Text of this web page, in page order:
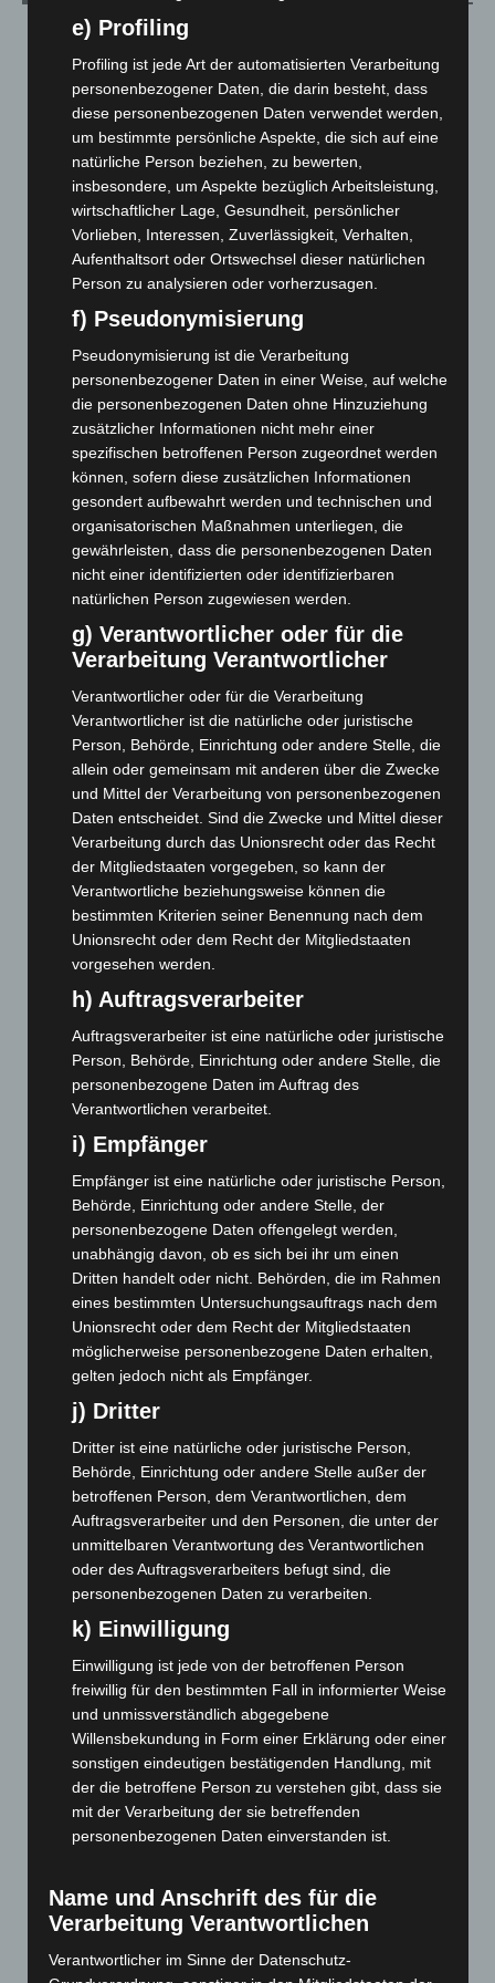
August 2026(10)
Juli 2026(73)
Juni 2026
Mai 2026(99)
April 2026(99)
März 2026 (115)
Februar 2026(109)
Januar 2026(122)
November 2025
(114)
Oktober 2025(112)
September 2025(93)
August 2025(90)
Juli 2025
Juni 2025(103)
Mai 2025(112)
April 2025 (88)
März 2025(111)
Februar 2025(96)
Januar 2025 (88)
Dezember 2024(89)
November 2024(94)
Oktober 2024(93)
September 2024(112)
August 2024 (107)
Juli 2024 (89)
Juni 2024(107)
Mai 2024(149)
April 2024(102)
März 2024(103)
Februar 2024(103)
Januar 2024(111)
Dezember 2023(130)
November 2023(130)
September 2023(133)
August 2023(134)
Juli 2023(118)
Juni 2023(142)
Mai 2023(139)
April 2023(155)
März 2023
(174)
Februar 2023
Januar 2023
(140)
Dezember 2022 (130)
November 2022(167)
Oktober 2022 (166)
September 2022(205)
August 2022(166)
Juli 2022(133)
Juni 2022(167)
Mai 2022
(177)
April 2022(198)
März 2022(221)
Februar 2022(189)
Dezember 2021(204)
November 2021(215)
Oktober 2021(171)
e) Profiling
Profiling ist jede Art der automatisierten Verarbeitung
personenbezogener Daten, die darin besteht, dass
diese personenbezogenen Daten verwendet werden,
um bestimmte persönliche Aspekte, die sich auf eine
natürliche Person beziehen, zu bewerten,
insbesondere, um Aspekte bezüglich Arbeitsleistung,
wirtschaftlicher Lage, Gesundheit, persönlicher
Vorlieben, Interessen, Zuverlässigkeit, Verhalten,
Aufenthaltsort oder Ortswechsel dieser natürlichen
Person zu analysieren oder vorherzusagen.
f) Pseudonymisierung
Pseudonymisierung ist die Verarbeitung
personenbezogener Daten in einer Weise, auf welche
die personenbezogenen Daten ohne Hinzuziehung
zusätzlicher Informationen nicht mehr einer
spezifischen betroffenen Person zugeordnet werden
können, sofern diese zusätzlichen Informationen
gesondert aufbewahrt werden und technischen und
organisatorischen Maßnahmen unterliegen, die
gewährleisten, dass die personenbezogenen Daten
nicht einer identifizierten oder identifizierbaren
natürlichen Person zugewiesen werden.
g) Verantwortlicher oder für die
Verarbeitung Verantwortlicher
Verantwortlicher oder für die Verarbeitung
Verantwortlicher ist die natürliche oder juristische
Person, Behörde, Einrichtung oder andere Stelle, die
allein oder gemeinsam mit anderen über die Zwecke
und Mittel der Verarbeitung von personenbezogenen
Daten entscheidet. Sind die Zwecke und Mittel dieser
Verarbeitung durch das Unionsrecht oder das Recht
der Mitgliedstaaten vorgegeben, so kann der
Verantwortliche beziehungsweise können die
bestimmten Kriterien seiner Benennung nach dem
Unionsrecht oder dem Recht der Mitgliedstaaten
vorgesehen werden.
h) Auftragsverarbeiter
Auftragsverarbeiter ist eine natürliche oder juristische
Person, Behörde, Einrichtung oder andere Stelle, die
personenbezogene Daten im Auftrag des
Verantwortlichen verarbeitet.
i) Empfänger
Empfänger ist eine natürliche oder juristische Person,
Behörde, Einrichtung oder andere Stelle, der
personenbezogene Daten offengelegt werden,
unabhängig davon, ob es sich bei ihr um einen
Dritten handelt oder nicht. Behörden, die im Rahmen
eines bestimmten Untersuchungsauftrags nach dem
Unionsrecht oder dem Recht der Mitgliedstaaten
möglicherweise personenbezogene Daten erhalten,
gelten jedoch nicht als Empfänger.
j) Dritter
Dritter ist eine natürliche oder juristische Person,
Behörde, Einrichtung oder andere Stelle außer der
betroffenen Person, dem Verantwortlichen, dem
Auftragsverarbeiter und den Personen, die unter der
unmittelbaren Verantwortung des Verantwortlichen
oder des Auftragsverarbeiters befugt sind, die
personenbezogenen Daten zu verarbeiten.
k) Einwilligung
Einwilligung ist jede von der betroffenen Person
freiwillig für den bestimmten Fall in informierter Weise
und unmissverständlich abgegebene
Willensbekundung in Form einer Erklärung oder einer
sonstigen eindeutigen bestätigenden Handlung, mit
der die betroffene Person zu verstehen gibt, dass sie
mit der Verarbeitung der sie betreffenden
personenbezogenen Daten einverstanden ist.
Name und Anschrift des für die
Verarbeitung Verantwortlichen
Verantwortlicher im Sinne der Datenschutz-